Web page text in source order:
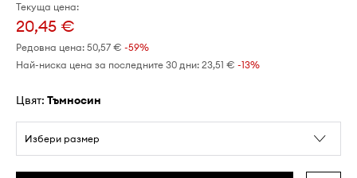
Текуща цена:
20,45 €
Редовна цена: 50,57 € -59%
Най-ниска цена за последните 30 дни: 23,51 € -13%
Цвят: тъмносин
Избери размер